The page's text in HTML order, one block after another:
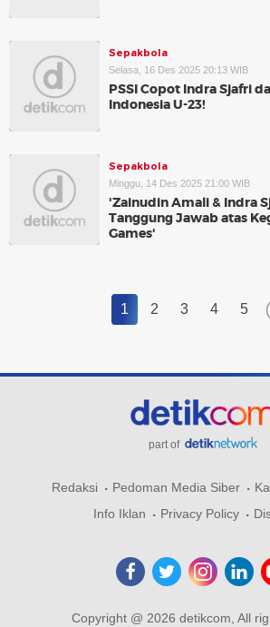
Sepakbola
Selasa, 16 Des 2025 20:13 WIB
PSSI Copot Indra Sjafri
Indonesia U-23!
Sepakbola
Minggu, 14 Des 2025 21:00 WIB
'Zainudin Amali & Indra
Tanggung Jawab atas
Games'
1 2 3 4 5
part of
Redaksi Pedoman Media Siber
Info Iklan
Privacy Policy
Copyright @ 2026 detikcom, All